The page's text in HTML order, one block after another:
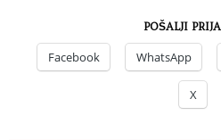
POŠALJI
Facebook WhatsApp
X